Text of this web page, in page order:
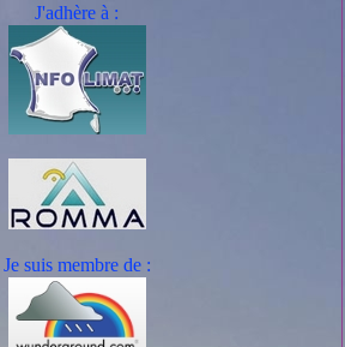
J'adhère à :
Je suis membre de :